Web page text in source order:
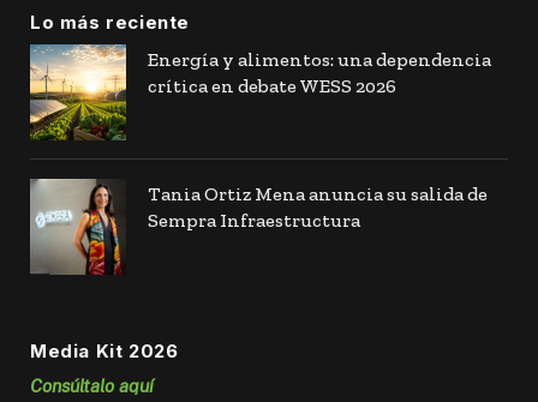
Lo más reciente
Energía y alimentos: una dependencia
crítica en debate WESS 2026
Tania Ortiz Mena anuncia su salida de
Sempra Infraestructura
Media Kit 2026
Consúltalo aquí